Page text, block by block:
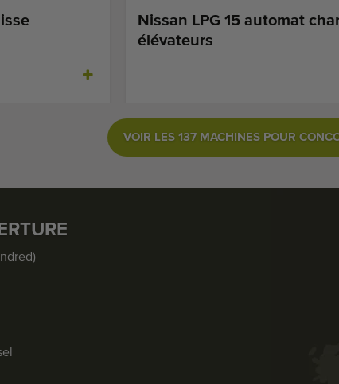
Nissan LPG 15 automat
élévateurs
VOIR LES 137 MACHINES POUR